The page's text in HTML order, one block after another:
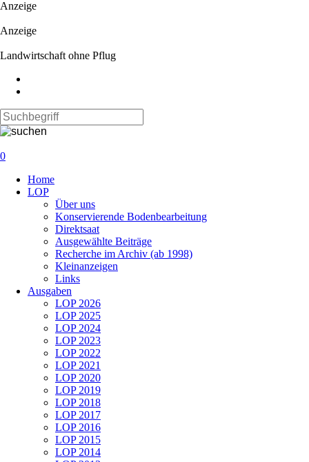
Anzeige
Anzeige
Landwirtschaft ohne Pflug
0
überspringen
Home
LOP
Über uns
Konservierende Bodenbearbeitung
Direktsaat
Ausgewählte Beiträge
Recherche im Archiv (ab 1998)
Kleinanzeigen
Links
Ausgaben
LOP 2026
LOP 2025
LOP 2024
LOP 2023
LOP 2022
LOP 2021
LOP 2020
LOP 2019
LOP 2018
LOP 2017
LOP 2016
LOP 2015
LOP 2014